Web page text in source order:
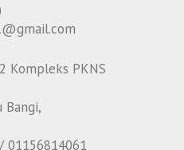
Kompleks PKNS
Bangi,
01156814061